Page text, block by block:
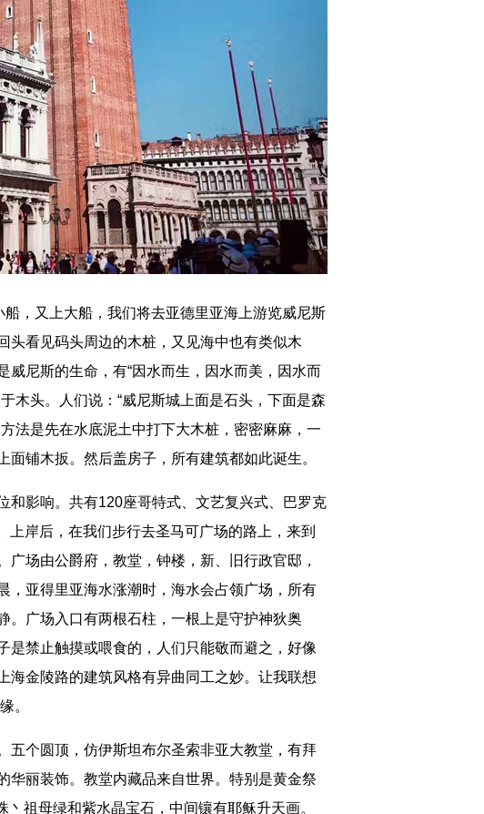
，又上大船，我们将去亚德里亚海上游览威尼斯
头看见码头周边的木桩，又见海中也有类似木
尼斯的生命，有“因水而生，因水而美，因水而
木头。人们说：“威尼斯城上面是石头，下面是森
法是先在水底泥土中打下大木桩，密密麻麻，一
铺木扳。然后盖房子，所有建筑都如此诞生。
影响。共有120座哥特式、文艺复兴式、巴罗克
岸后，在我们步行去圣马可广场的路上，来到
场由公爵府，教堂，钟楼，新、旧行政官邸，
，亚得里亚海水涨潮时，海水会占领广场，所有
。广场入口有两根石柱，一根上是守护神狄奥
是禁止触摸或喂食的，人们只能敬而避之，好像
海金陵路的建筑风格有异曲同工之妙。让我联想
。
个圆顶，仿伊斯坦布尔圣索非亚大教堂，有拜
华丽装饰。教堂内藏品来自世界。特别是黄金祭
祖母绿和紫水晶宝石，中间镶有耶稣升天画。